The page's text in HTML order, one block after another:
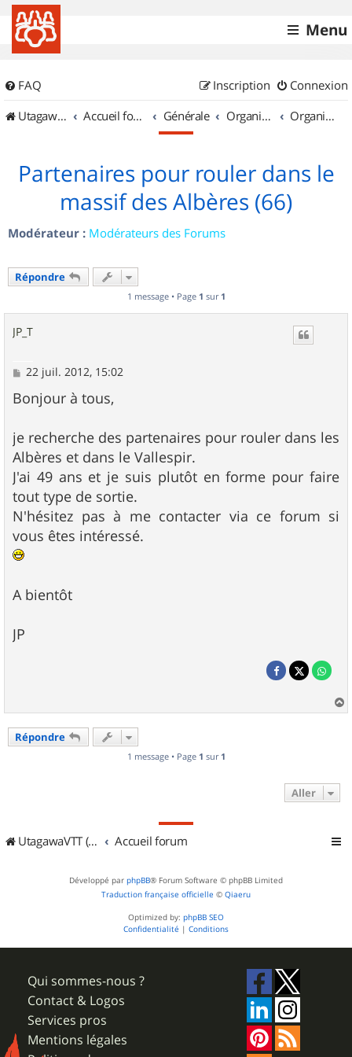
Menu
FAQ Connexion
Inscription
UtagawaVTT (Randos VTT et VTTAE avec traces GPS)
Accueil forum Générale Organisation de sorties & Recherche de partenaires Organisation de sorties en région Languedoc Roussillon
Partenaires pour rouler dans le
massif des Albères (66)
Modérateur : Modérateurs des Forums
Répondre
1 message • Page 1 sur 1
JP_T
M
s
s
g
e
22 juil. 2012, 15:02
Bonjour à tous,
je recherche des partenaires pour rouler dans les
Albères et dans le Vallespir.
J'ai 49 ans et je suis plutôt en forme pour faire
tout type de sortie.
N'hésitez pas à me contacter via ce forum si
vous êtes intéressé.
A bientôt
JP
a
Répondre
1 message • Page 1 sur 1
Aller
UtagawaVTT (Randos VTT et VTTAE avec traces GPS) Accueil forum
Développé par phpBB® Forum Software © phpBB Limited
Traduction française officielle © Qiaeru
Optimized by: phpBB SEO
Confidentialité | Conditions
Qui sommes-nous ?
Contact & Logos
Services pros
Mentions légales